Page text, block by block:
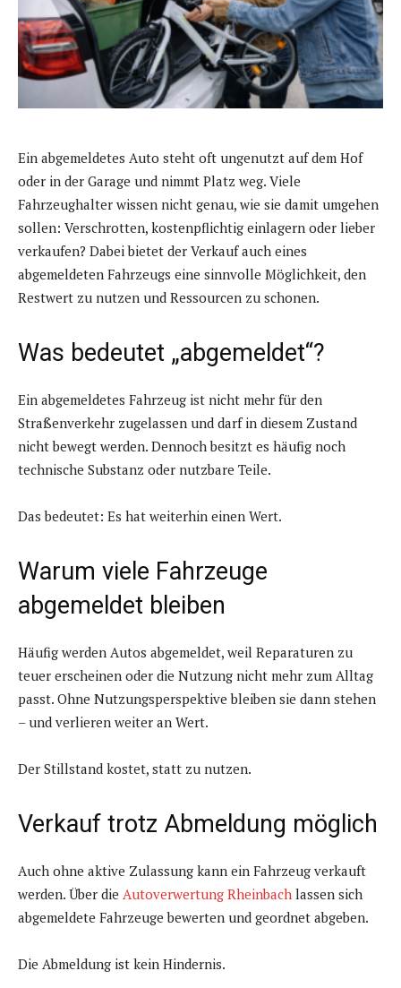
Ein abgemeldetes Auto steht oft ungenutzt auf dem Hof
oder in der Garage und nimmt Platz weg. Viele
Fahrzeughalter wissen nicht genau, wie sie damit umgehen
sollen: Verschrotten, kostenpflichtig einlagern oder lieber
verkaufen? Dabei bietet der Verkauf auch eines
abgemeldeten Fahrzeugs eine sinnvolle Möglichkeit, den
Restwert zu nutzen und Ressourcen zu schonen.
Was bedeutet „abgemeldet“?
Ein abgemeldetes Fahrzeug ist nicht mehr für den
Straßenverkehr zugelassen und darf in diesem Zustand
nicht bewegt werden. Dennoch besitzt es häufig noch
technische Substanz oder nutzbare Teile.
Das bedeutet: Es hat weiterhin einen Wert.
Warum viele Fahrzeuge
abgemeldet bleiben
Häufig werden Autos abgemeldet, weil Reparaturen zu
teuer erscheinen oder die Nutzung nicht mehr zum Alltag
passt. Ohne Nutzungsperspektive bleiben sie dann stehen
– und verlieren weiter an Wert.
Der Stillstand kostet, statt zu nutzen.
Verkauf trotz Abmeldung möglich
Auch ohne aktive Zulassung kann ein Fahrzeug verkauft
werden. Über die Autoverwertung Rheinbach lassen sich
abgemeldete Fahrzeuge bewerten und geordnet abgeben.
Die Abmeldung ist kein Hindernis.